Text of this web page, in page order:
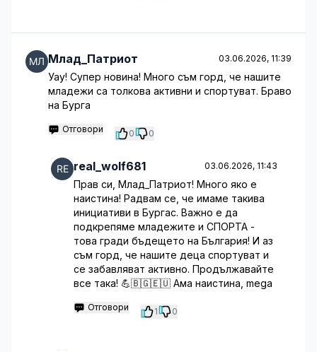
Млад_Патриот 03.06.2026, 11:39
Уау! Супер новина! Много съм горд, че нашите
младежи са толкова активни и спортуват. Браво
на Бурга
Отговори 0 0
real_wolf681 03.06.2026, 11:43
Прав си, Млад_Патриот! Много яко е
наистина! Радвам се, че имаме такива
инициативи в Бургас. Важно е да
подкрепяме младежите и СПОРТА -
това гради бъдещето на България! И аз
съм горд, че нашите деца спортуват и
се забавляват активно. Продължавайте
все така! 💪🇧🇬🇪🇺 Ама наистина, mega
Отговори 1 0